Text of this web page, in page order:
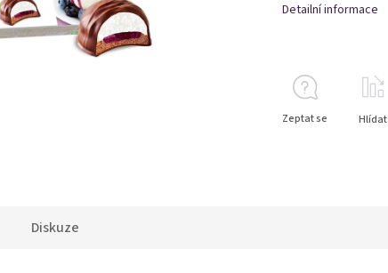
Detailní informace
Zeptat se Hlídat
Diskuze